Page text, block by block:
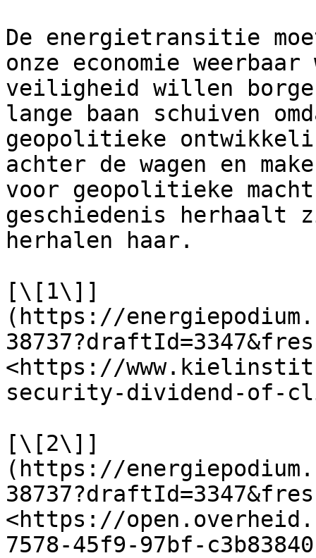
De energietransitie
onze economie
veiligheid willen
lange baan schuiven
geopolitieke
achter de wagen en
voor geopolitieke
geschiedenis
herhalen haar.
[\[1\]]
(https://
<https://
security-dividend-of-
[\[2\]]
(https://
<https://
7578-45f9-97bf-